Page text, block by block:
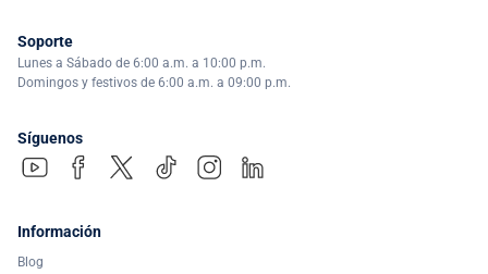
Soporte
Lunes a Sábado de 6:00 a.m. a 10:00 p.m.
Domingos y festivos de 6:00 a.m. a 09:00 p.m.
Síguenos
Información
Blog